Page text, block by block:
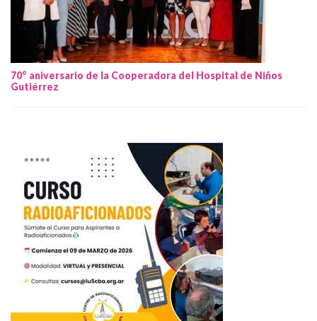
70° aniversario de la Cooperadora del Hospital de Niños
Gutiérrez